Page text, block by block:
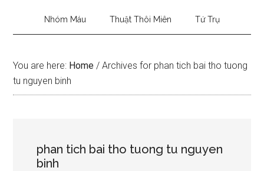
Nhóm Máu Thuật Thôi Miên Tứ Trụ
You are here: Home / Archives for phan tich bai tho tuong
tu nguyen binh
phan tich bai tho tuong tu nguyen
binh